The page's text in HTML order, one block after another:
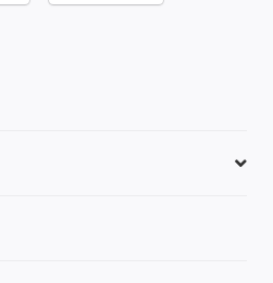
實績案例